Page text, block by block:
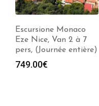
Escursione Monaco
Eze Nice, Van 2 à 7
pers, (Journée entière)
749.00€